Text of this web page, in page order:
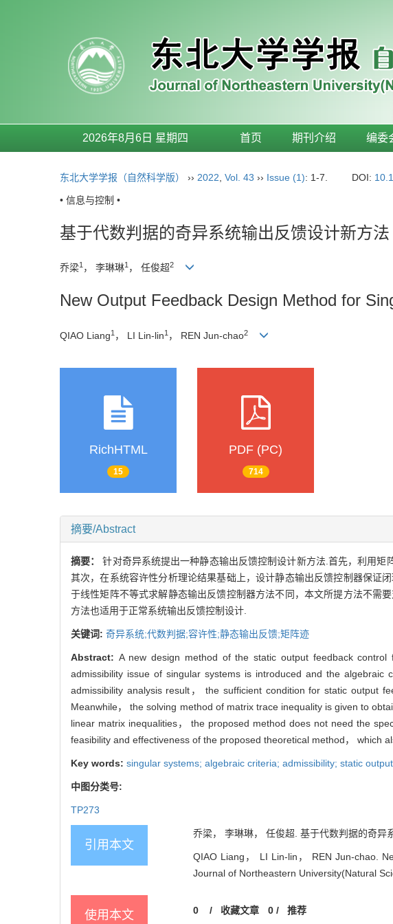
2026年8月6日 星期四 首页 期刊介绍 编委
东北大学学报（自然科学版） ›› 2022 Vol. 43 ›› Issue (1): 1-7. DOI:
• 信息与控制 •
基于代数判据的奇异系统输出反馈设计新方法
乔梁1 ， 李琳琳1 ， 任俊超2
New Output Feedback Design Method for
QIAO Liang1 ， LI Lin-lin1 ， REN Jun-chao2
RichHTML
15
PDF (PC)
714
摘要/Abstract
摘要：针对奇异系统提出一种静态输出反馈控制设计新方法.首先，利用
其次，在系统容许性分析理论结果基础上，设计静态输出反馈控制器保证
于线性矩阵不等式求解静态输出反馈控制器方法不同，本文所提方法不需
方法也适用于正常系统输出反馈控制设计.
关键词: 奇异系统;代数判据;容许性;静态输出反馈;矩阵迹
Abstract: A new design method of the static output feedback
admissibility issue of singular systems is introduced and the
admissibility analysis result， the sufficient condition for static output
Meanwhile， the solving method of matrix trace inequality is given to
linear matrix inequalities， the proposed method does not need the
feasibility and effectiveness of the proposed theoretical method， which
Key words: singular systems; algebraic criteria; admissibility; static
中图分类号:
TP273
引用本文
乔梁， 李琳琳， 任俊超. 基于代数判据的奇
QIAO Liang， LI Lin-lin， REN Jun-chao.
Journal of Northeastern University(Natural
使用本文 0 / 收藏文章 0/ 推荐